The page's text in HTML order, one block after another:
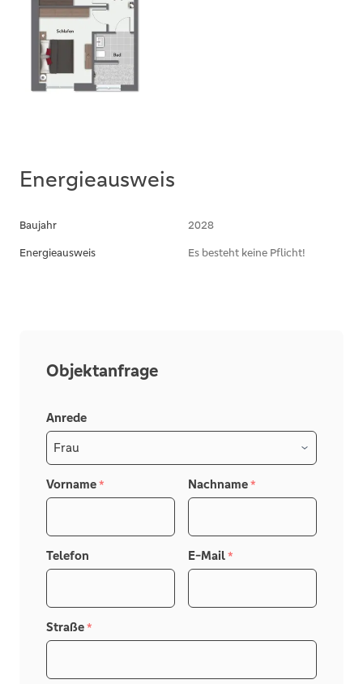
Energieausweis
Baujahr
2028
Energieausweis
Es besteht keine Pflicht!
Objektanfrage
Anrede
Vorname * Nachname *
Telefon E-Mail *
Straße *